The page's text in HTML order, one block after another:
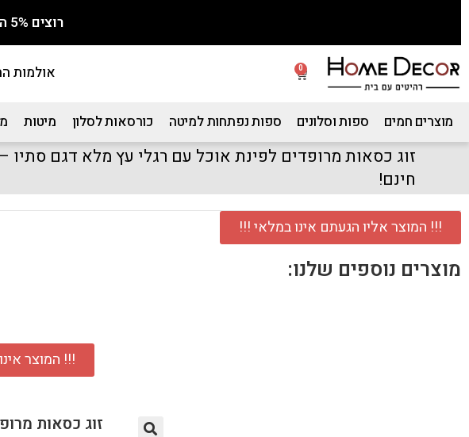
רוצים 5% הנחה לרכישה הראשונה? לחצו כאן!
0 אולמות
מוצרים חמים ספות וסלונים ספות נפתחות למיטה כורסאות לסלון מיטות
זוג כסאות מרופדים לפינת אוכל עם רגלי עץ מלא דגם סתיו
חינם!
!!! המוצר אליו הגעתם אינו במלאי !!!
מוצרים נוספים שלנו:
!!! המוצר
זוג כסאות